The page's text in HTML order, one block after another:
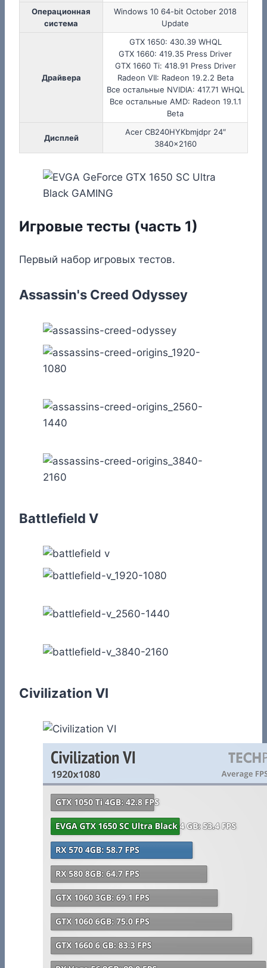
Операционная
система
Windows 10 64-bit October 2018
Update
Драйвера
GTX 1650: 430.39 WHQL
GTX 1660: 419.35 Press Driver
GTX 1660 Ti: 418.91 Press Driver
Radeon VII: Radeon 19.2.2 Beta
Все остальные NVIDIA: 417.71 WHQL
Все остальные AMD: Radeon 19.1.1
Beta
Дисплей
Acer CB240HYKbmjdpr 24″
3840×2160
Игровые тесты (часть 1)
Первый набор игровых тестов.
Assassin's Creed Odyssey
Battlefield V
Civilization VI